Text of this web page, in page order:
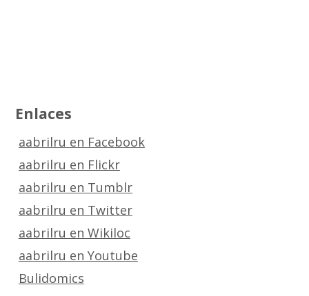
Enlaces
aabrilru en Facebook
aabrilru en Flickr
aabrilru en Tumblr
aabrilru en Twitter
aabrilru en Wikiloc
aabrilru en Youtube
Bulidomics